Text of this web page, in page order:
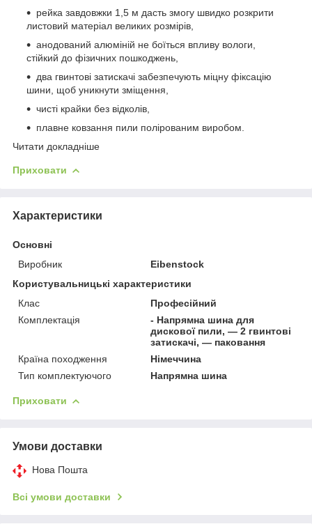
рейка завдовжки 1,5 м дасть змогу швидко розкрити
листовий матеріал великих розмірів,
анодований алюміній не боїться впливу вологи,
стійкий до фізичних пошкоджень,
два гвинтові затискачі забезпечують міцну фіксацію
шини, щоб уникнути зміщення,
чисті крайки без відколів,
плавне ковзання пили полірованим виробом.
Читати докладніше
Приховати
Характеристики
Основні
Виробник
Eibenstock
Користувальницькі характеристики
Клас
Професійний
Комплектація
- Напрямна шина для
дискової пили, — 2 гвинтові
затискачі, — паковання
Країна походження
Німеччина
Тип комплектуючого
Напрямна шина
Приховати
Умови доставки
Нова Пошта
Всі умови доставки